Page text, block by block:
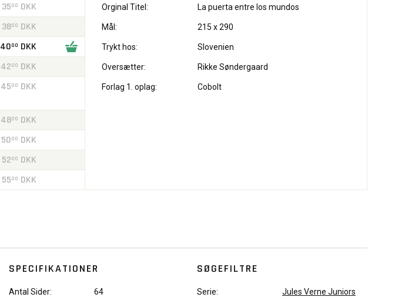
3500 DKK
3800 DKK
4000 DKK
4200 DKK
4500 DKK
4800 DKK
5000 DKK
5200 DKK
5500 DKK
Orginal Titel: La puerta entre los mundos
Mål: 215 x 290
Trykt hos: Slovenien
Oversætter: Rikke Søndergaard
Forlag 1. oplag: Cobolt
SPECIFIKATIONER
Antal Sider:
64
SØGEFILTRE
Serie:
Jules Verne Juniors